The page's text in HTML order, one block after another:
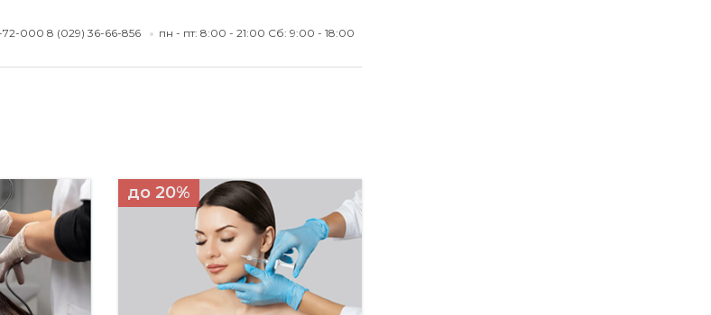
72-000 8 (029) 36-66-856
пн - пт: 8:00 - 21:00 Cб: 9:00 - 18:00
до 20%